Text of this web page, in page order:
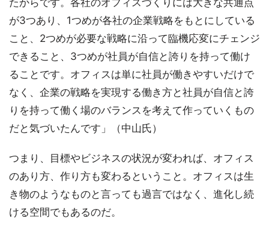
が3つあり、1つめが各社の企業戦略をもとにしている
こと、2つめが必要な戦略に沿って臨機応変にチェンジ
できること、3つめが社員が自信と誇りを持って働け
ることです。オフィスは単に社員が働きやすいだけで
なく、企業の戦略を実現する働き方と社員が自信と誇
りを持って働く場のバランスを考えて作っていくもの
だと気づいたんです」（中山氏）
つまり、目標やビジネスの状況が変われば、オフィス
のあり方、作り方も変わるということ。オフィスは生
き物のようなものと言っても過言ではなく、進化し続
ける空間でもあるのだ。